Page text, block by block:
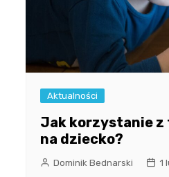
Aktualności
Jak korzystanie z
na dziecko?
Dominik Bednarski 1